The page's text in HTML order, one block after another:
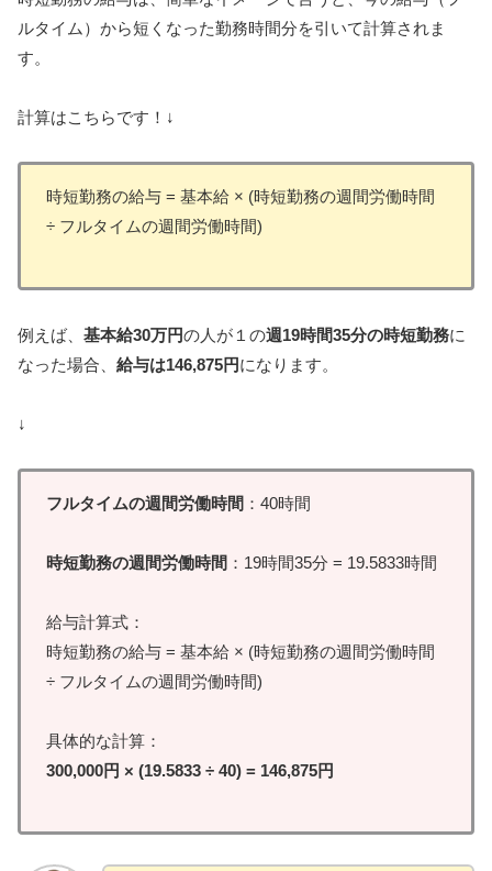
ルタイム）から短くなった勤務時間分を引いて計算されま
す。
計算はこちらです！↓
時短勤務の給与 = 基本給 × (時短勤務の週間労働時間
÷ フルタイムの週間労働時間)
例えば、 基本給30万円の人が１の週19時間35分の時短勤務に
なった場合、 給与は146,875円になります。
↓
フルタイムの週間労働時間 ：40時間
時短勤務の週間労働時間 ：19時間35分 = 19.5833時間
給与計算式：
時短勤務の給与 = 基本給 × (時短勤務の週間労働時間
÷ フルタイムの週間労働時間)
具体的な計算：
300,000円 × (19.5833 ÷ 40) = 146,875円